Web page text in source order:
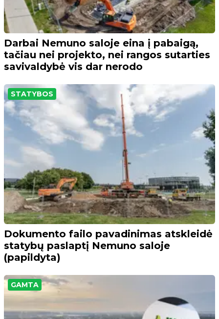
Darbai Nemuno saloje eina į pabaigą,
tačiau nei projekto, nei rangos sutarties
savivaldybė vis dar nerodo
STATYBOS
Dokumento failo pavadinimas atskleidė
statybų paslaptį Nemuno saloje
(papildyta)
GAMTA